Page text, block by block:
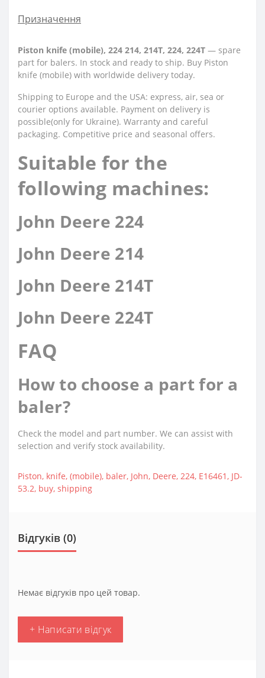
Призначення
Piston knife (mobile), 224 214, 214T, 224, 224T — spare
part for balers. In stock and ready to ship. Buy Piston
knife (mobile) with worldwide delivery today.
Shipping to Europe and the USA: express, air, sea or
courier options available. Payment on delivery is
possible(only for Ukraine). Warranty and careful
packaging. Competitive price and seasonal offers.
Suitable for the
following machines:
John Deere 224
John Deere 214
John Deere 214T
John Deere 224T
FAQ
How to choose a part for a
baler?
Check the model and part number. We can assist with
selection and verify stock availability.
Piston, knife, (mobile), baler, John, Deere, 224, E16461, JD-
53.2, buy, shipping
Відгуків (0)
Немає відгуків про цей товар.
+ Написати відгук